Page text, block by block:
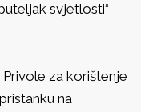
svjetlosti“
za korištenje
na